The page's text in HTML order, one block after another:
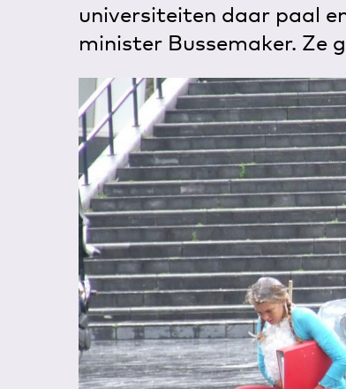
universiteiten daar paal
minister Bussemaker. Ze